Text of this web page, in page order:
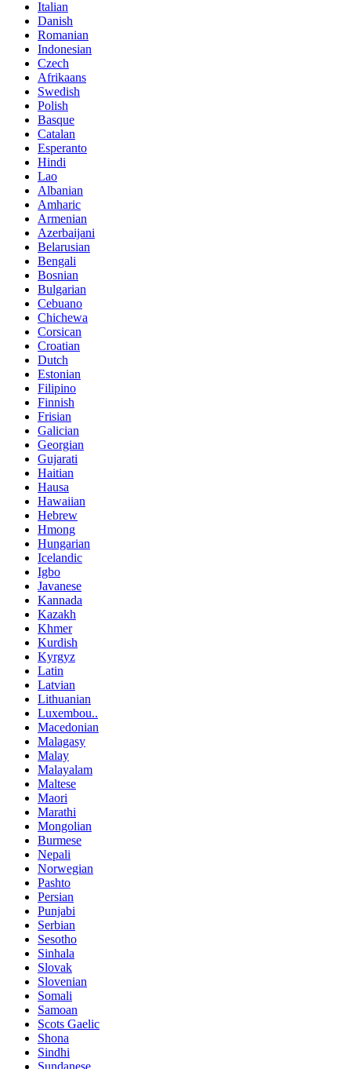
Italian
Danish
Romanian
Indonesian
Czech
Afrikaans
Swedish
Polish
Basque
Catalan
Esperanto
Hindi
Lao
Albanian
Amharic
Armenian
Azerbaijani
Belarusian
Bengali
Bosnian
Bulgarian
Cebuano
Chichewa
Corsican
Croatian
Dutch
Estonian
Filipino
Finnish
Frisian
Galician
Georgian
Gujarati
Haitian
Hausa
Hawaiian
Hebrew
Hmong
Hungarian
Icelandic
Igbo
Javanese
Kannada
Kazakh
Khmer
Kurdish
Kyrgyz
Latin
Latvian
Lithuanian
Luxembou..
Macedonian
Malagasy
Malay
Malayalam
Maltese
Maori
Marathi
Mongolian
Burmese
Nepali
Norwegian
Pashto
Persian
Punjabi
Serbian
Sesotho
Sinhala
Slovak
Slovenian
Somali
Samoan
Scots Gaelic
Shona
Sindhi
Sundanese